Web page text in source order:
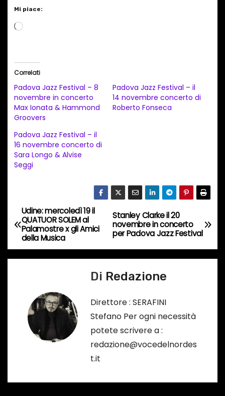
Mi piace:
C
a
m
e
n
t
o
c
o
r
s
Correlati
Padova Jazz Festival – 8
novembre in concerto
Max Ionata & Hammond
Groovers
Padova Jazz Festival – il
14 novembre concerto di
Roberto Fonseca
Padova Jazz Festival – il
16 novembre concerto di
Sara Longo & Alvise
Seggi
N
a
v
o
Stanley Clarke il 20
novembre in concerto
per Padova Jazz Festival
Udine: mercoledì 19 il
QUATUOR SOLEM al
Palamostre x gli Amici
della Musica
Di Redazione
Direttore : SERAFINI
Stefano Per ogni necessità
potete scrivere a :
redazione@vocedelnordes
t.it